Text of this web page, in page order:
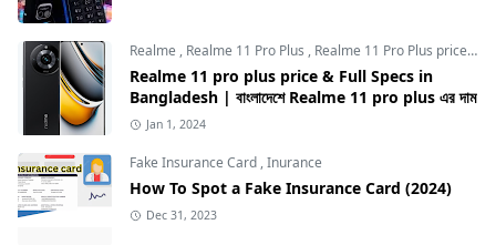
Realme , Realme 11 Pro Plus , Realme 11 Pro Plus price in Bangladesh
Realme 11 pro plus price & Full Specs in
Bangladesh | বাংলাদেশে Realme 11 pro plus এর দাম
Jan 1, 2024
Fake Insurance Card ,Inurance
How To Spot a Fake Insurance Card (2024)
Dec 31, 2023